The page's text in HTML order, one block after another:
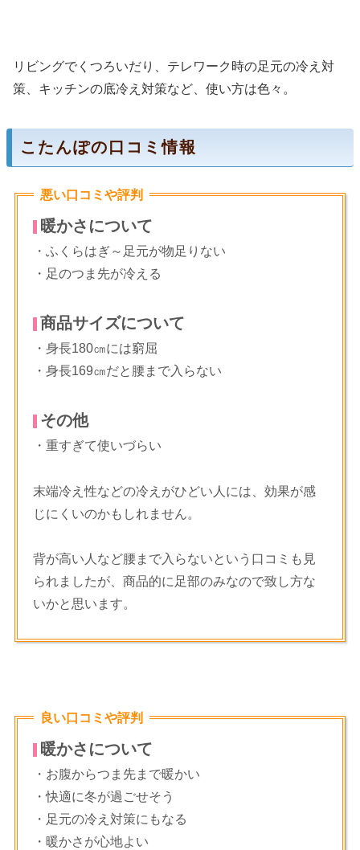
リビングでくつろいだり、テレワーク時の足元の冷え対
策、キッチンの底冷え対策など、使い方は色々。
こたんぽの口コミ情報
悪い口コミや評判
暖かさについて
・ふくらはぎ～足元が物足りない
・足のつま先が冷える
商品サイズについて
・身長180㎝には窮屈
・身長169㎝だと腰まで入らない
その他
・重すぎて使いづらい
末端冷え性などの冷えがひどい人には、効果が感
じにくいのかもしれません。
背が高い人など腰まで入らないという口コミも見
られましたが、商品的に足部のみなので致し方な
いかと思います。
良い口コミや評判
暖かさについて
・お腹からつま先まで暖かい
・快適に冬が過ごせそう
・足元の冷え対策にもなる
・暖かさが心地よい